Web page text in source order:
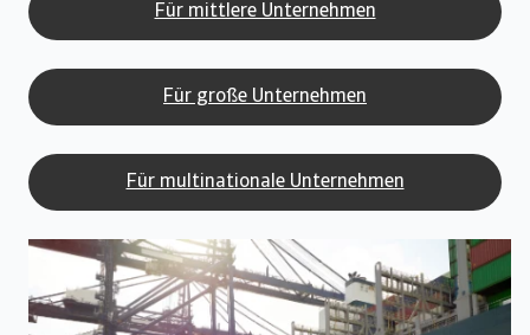
Für mittlere Unternehmen
Für große Unternehmen
Für multinationale Unternehmen